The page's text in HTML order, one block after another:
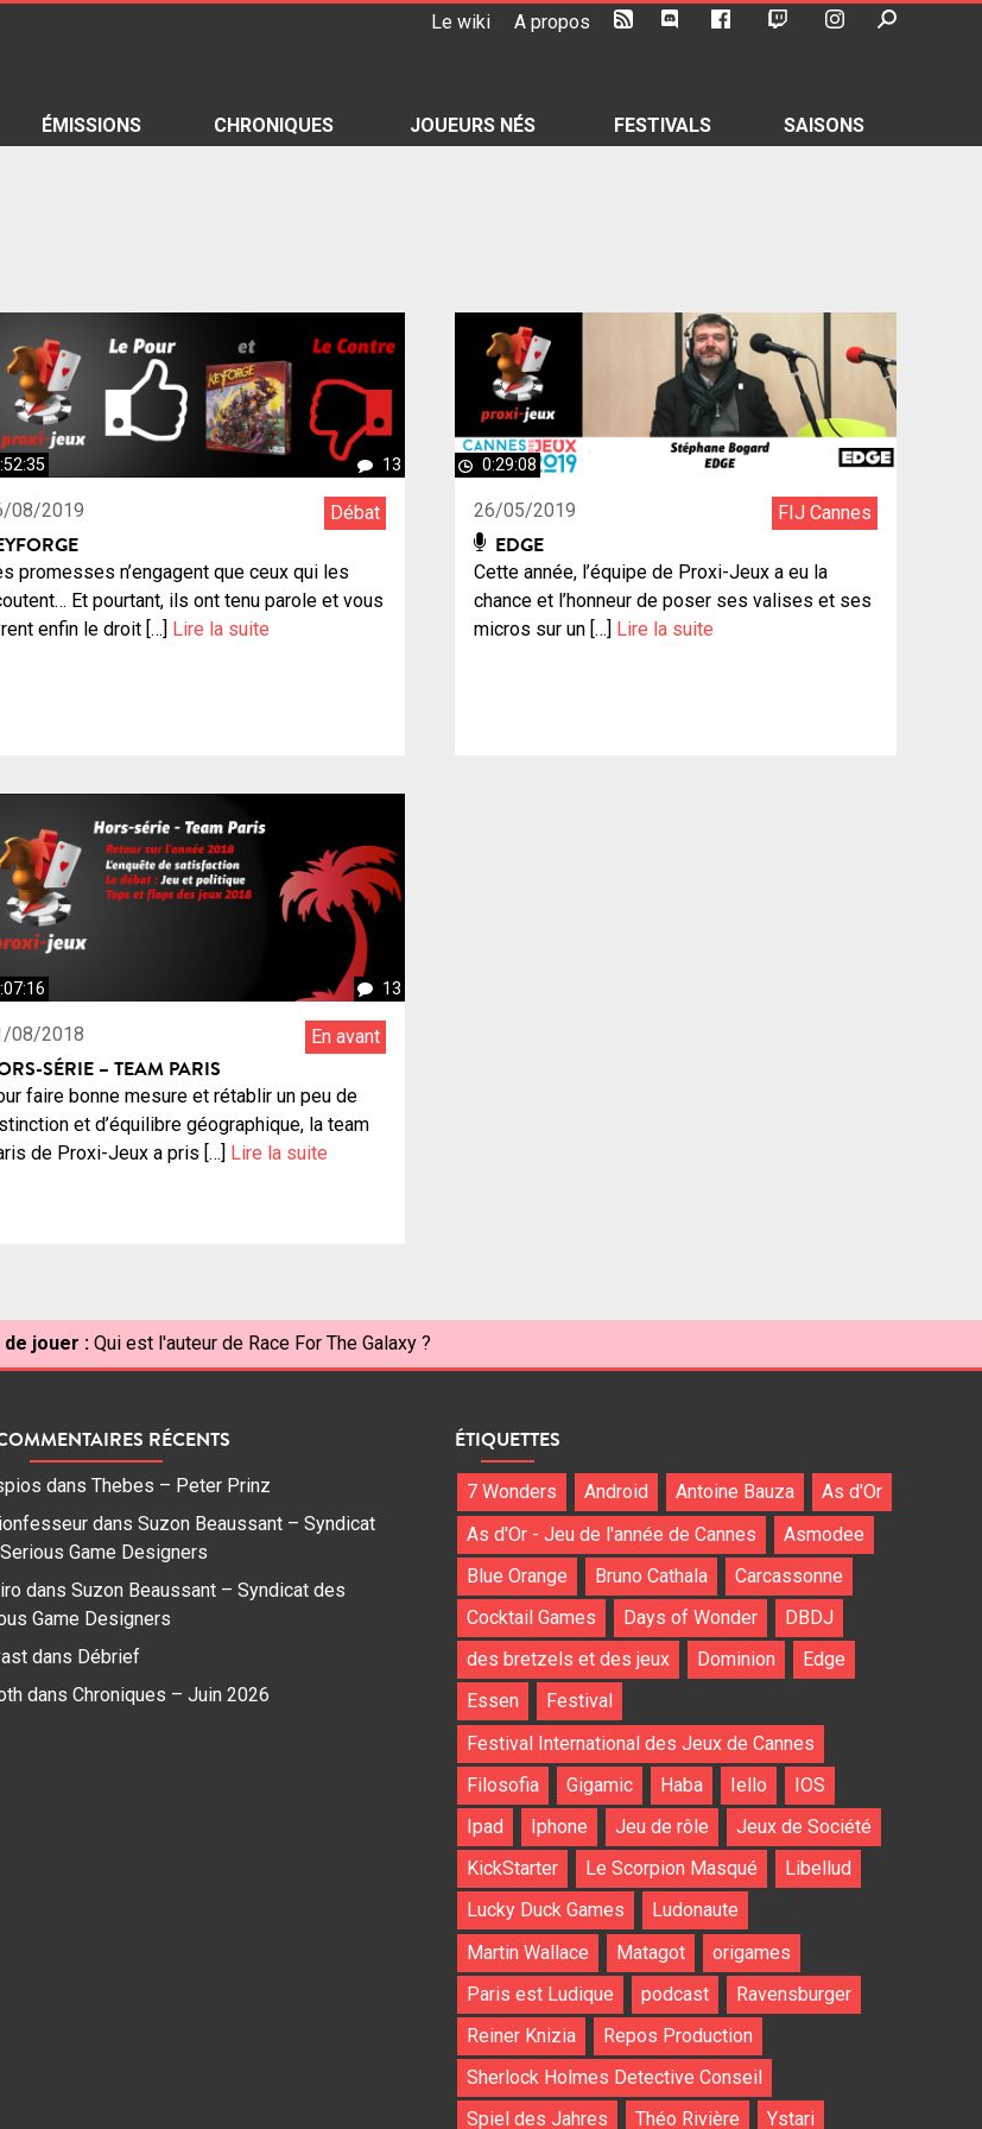
Le wiki A propos
ÉMISSIONS CHRONIQUES JOUEURS NÉS FESTIVALS SAISONS
13
08/2019 Débat
promesses n’engagent que ceux qui les
Et pourtant, ils ont tenu parole et vous
enfin le droit […]
Lire la suite
0:29:08
26/05/2019 FIJ Cannes
EDGE
Cette année, l’équipe de Proxi-Jeux a eu la
chance et l’honneur de poser ses valises et ses
micros sur un […]
Lire la suite
13
08/2018 En avant
SÉRIE – TEAM PARIS
faire bonne mesure et rétablir un peu de
et d’équilibre géographique, la team
de Proxi-Jeux a pris […] Lire la suite
de jouer : Qui est l'auteur de Race For The Galaxy ?
RÉCENTS
dans Thebes – Peter Prinz
dans Suzon Beaussant – Syndicat
Game Designers
dans Suzon Beaussant – Syndicat des
Game Designers
dans Débrief
dans Chroniques – Juin 2026
ÉTIQUETTES
7 Wonders Android Antoine Bauza
As d'Or
As d'Or - Jeu de l'année de Cannes
Asmodee
Blue Orange
Bruno Cathala
Carcassonne
Cocktail Games
Days of Wonder
DBDJ
des bretzels et des jeux
Dominion
Edge
Essen
Festival
Festival International des Jeux de Cannes
Filosofia
Gigamic Haba Iello
IOS
Ipad
Iphone Jeu de rôle
Jeux de Société
KickStarter
Le Scorpion Masqué
Libellud
Lucky Duck Games
Ludonaute
Martin Wallace
Matagot
origames
Paris est Ludique
podcast
Ravensburger
Reiner Knizia
Repos Production
Sherlock Holmes Detective Conseil
Spiel des Jahres
Théo Rivière Ystari